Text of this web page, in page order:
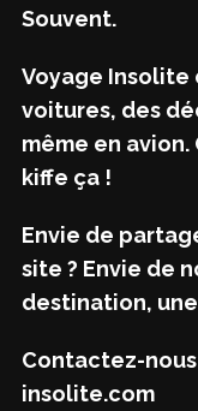
Souvent.
Voyage Insolite
voitures, des
même en
kiffe ça !
Envie de
site ? Envie de
destination,
Contactez-
insolite.com